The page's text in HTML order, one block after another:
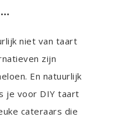
niet van taart
zijn
En natuurlijk
je voor DIY taart
cateraars die